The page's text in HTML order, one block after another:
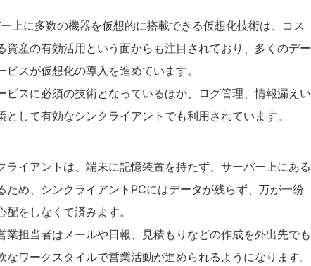
上に多数の機器を仮想的に搭載できる仮想化技術は、コス
資産の有効活用という面からも注目されており、多くのデー
スが仮想化の導入を進めています。
ビスに必須の技術となっているほか、ログ管理、情報漏えい
して有効なシンクライアントでも利用されています。
ライアントは、端末に記憶装置を持たず、サーバー上にある
ため、シンクライアントPCにはデータが残らず、万が一紛
をしなくて済みます。
業担当者はメールや日報、見積もりなどの作成を外出先でも
ワークスタイルで営業活動が進められるようになります。